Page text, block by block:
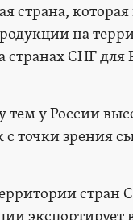
страна,
на
странах СНГ
тем у России
точки зрения